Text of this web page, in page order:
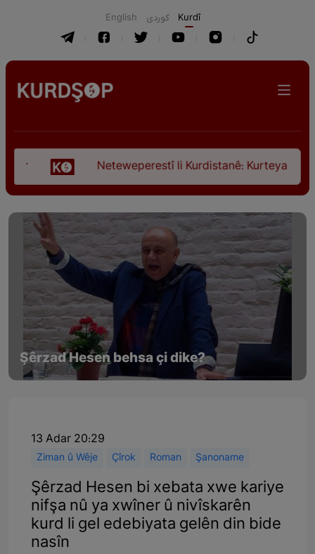
English كوردی Kurdî
Neteweperestî li Kurdistanê: Kurteya
Şêrzad Hesen behsa çi dike?
13 Adar 20:29
Ziman û Wêje Çîrok Roman Şanoname
Şêrzad Hesen bi xebata xwe kariye
nifşa nû ya xwîner û nivîskarên
kurd li gel edebiyata gelên din bide
nasîn